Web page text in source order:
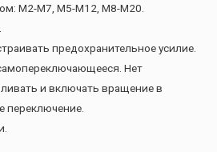
M2-M7, M5-M12, M8-M20.
предохранительное усилие.
Нет
и включать вращение в
переключение.